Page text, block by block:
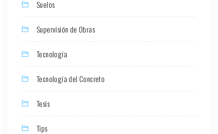
Suelos
Supervisión de Obras
Tecnología
Tecnología del Concreto
Tesis
Tips